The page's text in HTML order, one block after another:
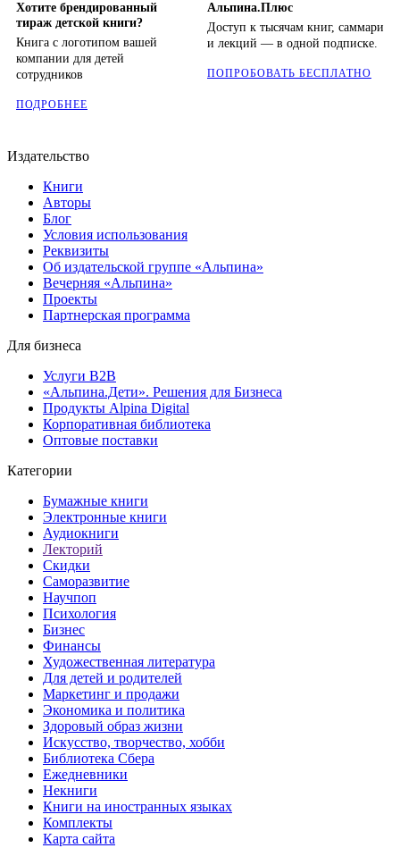
Хотите брендированный
тираж детской книги?
Книга с логотипом вашей
компании для детей
сотрудников
ПОДРОБНЕЕ
Альпина.Плюс
Доступ к тысячам книг, саммари
и лекций — в одной подписке.
ПОПРОБОВАТЬ БЕСПЛАТНО
Издательство
Книги
Авторы
Блог
Условия использования
Реквизиты
Об издательской группе «Альпина»
Вечерняя «Альпина»
Проекты
Партнерская программа
Для бизнеса
Услуги B2B
«Альпина.Дети». Решения для Бизнеса
Продукты Alpina Digital
Корпоративная библиотека
Оптовые поставки
Категории
Бумажные книги
Электронные книги
Аудиокниги
Лекторий
Скидки
Саморазвитие
Научпоп
Психология
Бизнес
Финансы
Художественная литература
Для детей и родителей
Маркетинг и продажи
Экономика и политика
Здоровый образ жизни
Искусство, творчество, хобби
Библиотека Сбера
Ежедневники
Некниги
Книги на иностранных языках
Комплекты
Карта сайта